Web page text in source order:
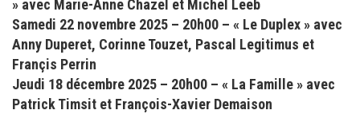
» avec Marie-Anne Chazel et Michel Leeb
Samedi 22 novembre 2025 – 20h00 – « Le Duplex » avec
Anny Duperet, Corinne Touzet, Pascal Legitimus et
Françis Perrin
Jeudi 18 décembre 2025 – 20h00 – « La Famille » avec
Patrick Timsit et François-Xavier Demaison